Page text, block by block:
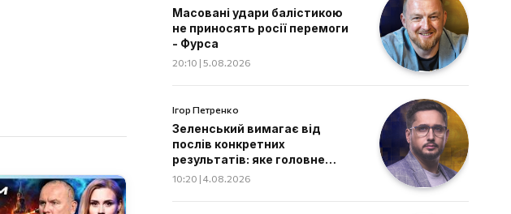
Масовані удари балістикою
не приносять росії перемоги
- Фурса
20:10 | 5.08.2026
Ігор Петренко
Зеленський вимагає від
послів конкретних
результатів: яке головне
завдання дипломатів
10:20 | 4.08.2026